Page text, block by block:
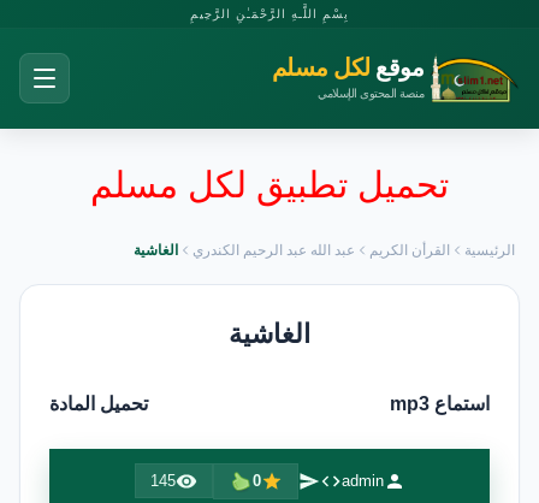
بِسْمِ اللَّـهِ الرَّحْمَـٰنِ الرَّحِيمِ
موقع لكل مسلم
منصة المحتوى الإسلامي
تحميل تطبيق لكل مسلم
الرئيسية القرأن الكريم عبد الله عبد الرحيم الكندري الغاشية
الغاشية
استماع mp3 تحميل المادة
admin
0
145